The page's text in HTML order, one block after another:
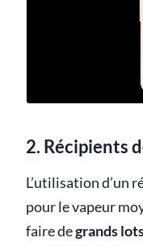
2. Récipients
L’utilisation d’un
pour le vapeur
faire degrands